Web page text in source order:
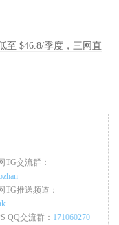
至 $46.8/季度，三网直
TG交流群：
TG推送频道：
QQ交流群： 171060270